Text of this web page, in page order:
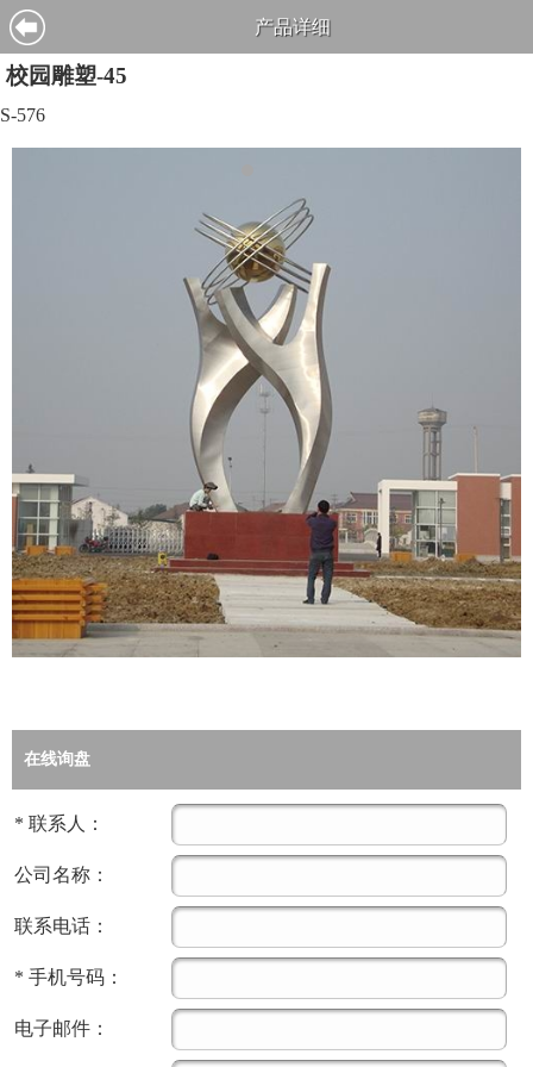
产品详细
校园雕塑-45
S-576
在线询盘
* 联系人：
公司名称：
联系电话：
* 手机号码：
电子邮件：